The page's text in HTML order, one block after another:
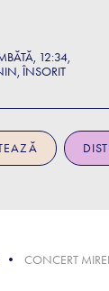
12:34
ÎNSORIT
CONCERT